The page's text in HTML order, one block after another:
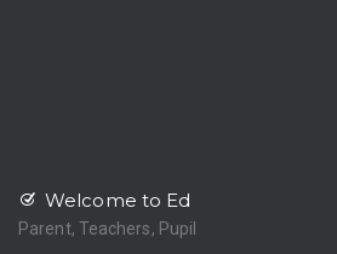
Welcome to Ed
Parent, Teachers, Pupil